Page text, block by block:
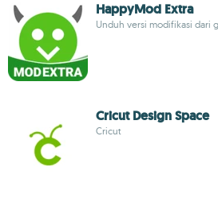
HappyMod Extra
Unduh versi modifikasi dari
Cricut Design Space
Cricut